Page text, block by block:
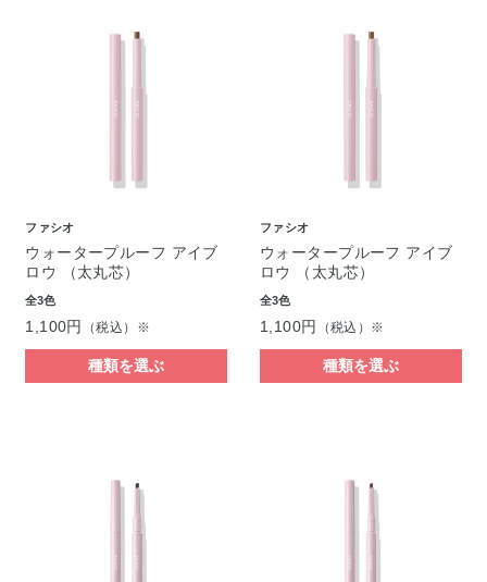
ファシオ
ウォータープルーフ アイブ
ロウ （太丸芯）
全3色
1,100円 （税込）※
種類を選ぶ
ファシオ
ウォータープルーフ アイブ
ロウ （太丸芯）
全3色
1,100円 （税込）※
種類を選ぶ